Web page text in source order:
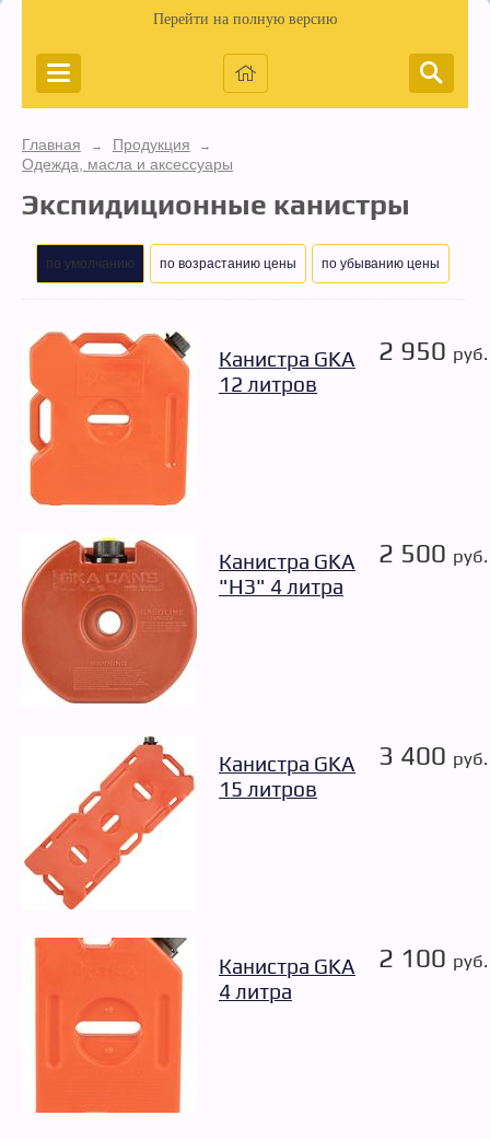
Перейти на полную версию
Главная → Продукция →
Одежда, масла и аксессуары
Экспидиционные канистры
по умолчанию по возрастанию цены по убыванию цены
Канистра GKA
12 литров
2 950 руб.
Канистра GKA
"НЗ" 4 литра
2 500 руб.
Канистра GKA
15 литров
3 400 руб.
Канистра GKA
4 литра
2 100 руб.